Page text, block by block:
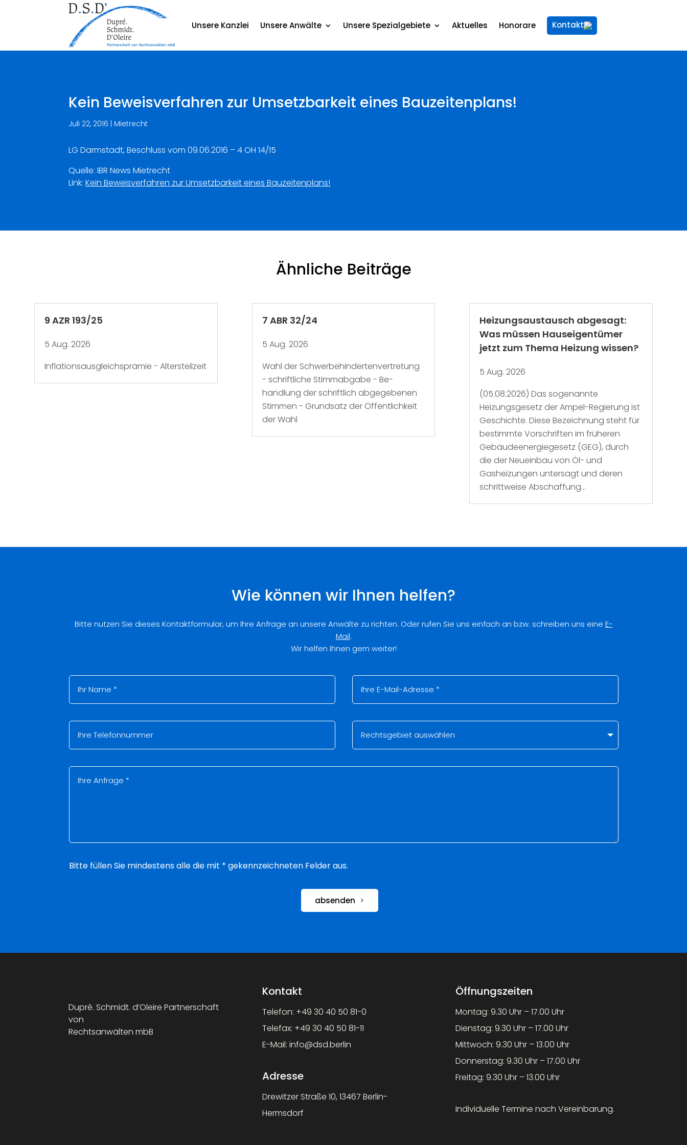
Unsere Kanzlei Unsere Anwälte Unsere Spezialgebiete Aktuelles Honorare Kontakt
Kein Beweisverfahren zur Umsetzbarkeit eines Bauzeitenplans!
Juli 22, 2016 | Mietrecht
LG Darmstadt, Beschluss vom 09.06.2016 – 4 OH 14/15
Quelle: IBR News Mietrecht
Link:Kein Beweisverfahren zur Umsetzbarkeit eines Bauzeitenplans!
Ähnliche Beiträge
9 AZR 193/25
5 Aug. 2026
Inflationsausgleichsprämie - Altersteilzeit
7 ABR 32/24
5 Aug. 2026
Wahl der Schwerbehindertenvertretung
- schriftliche Stimmabgabe - Be-
handlung der schriftlich abgegebenen
Stimmen - Grundsatz der Öffentlichkeit
der Wahl
Heizungsaustausch abgesagt:
Was müssen Hauseigentümer
jetzt zum Thema Heizung wissen?
5 Aug. 2026
(05.08.2026) Das sogenannte
Heizungsgesetz der Ampel-Regierung ist
Geschichte. Diese Bezeichnung steht für
bestimmte Vorschriften im früheren
Gebäudeenergiegesetz (GEG), durch
die der Neueinbau von Öl- und
Gasheizungen untersagt und deren
schrittweise Abschaffung...
Wie können wir Ihnen helfen?
Bitte nutzen Sie dieses Kontaktformular, um Ihre Anfrage an unsere Anwälte zu richten. Oder rufen Sie uns einfach an bzw. schreiben uns eine E-
Mail.
Wir helfen Ihnen gern weiter!
Bitte füllen Sie mindestens alle die mit * gekennzeichneten Felder aus.
absenden
Dupré. Schmidt. d’Oleire Partnerschaft
von
Rechtsanwälten mbB
Kontakt
Telefon: +49 30 40 50 81-0
Telefax: +49 30 40 50 81-11
E-Mail: info@dsd.berlin
Adresse
Drewitzer Straße 10, 13467 Berlin-
Hermsdorf
Öffnungszeiten
Montag: 9.30 Uhr – 17.00 Uhr
Dienstag: 9.30 Uhr – 17.00 Uhr
Mittwoch: 9.30 Uhr – 13.00 Uhr
Donnerstag: 9.30 Uhr – 17.00 Uhr
Freitag: 9.30 Uhr – 13.00 Uhr
Individuelle Termine nach Vereinbarung.